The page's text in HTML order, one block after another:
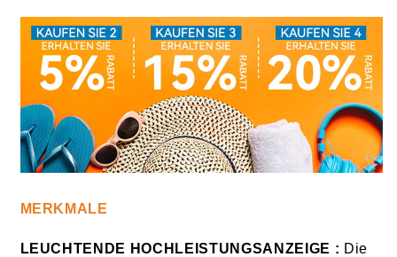
MERKMALE
LEUCHTENDE HOCHLEISTUNGSANZEIGE : Die